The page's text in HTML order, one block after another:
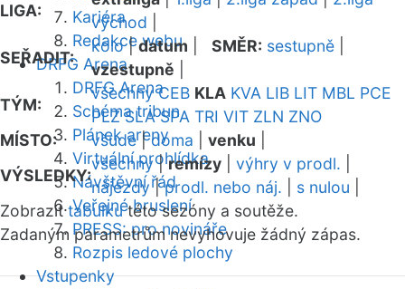
Kariéra
Redakce webu
DRFG Arena
DRFG Arena
Schéma tribun
Plánek areny
Virtuální prohlídka
Návštěvní řád
Veřejné bruslení
PRESS: pro novináře
Rozpis ledové plochy
Vstupenky
LIGA:
východ
SEŘADIT:
kolo|datum SMĚR: sestupně
vzestupně
TÝM:
všechny CEB KLA KVA LIB LIT MBL PCE
PLZ SLA SPA TRI VIT ZLN ZNO
MÍSTO:
všude|doma venku
VÝSLEDKY:
všechny|remízy výhry v prodl.
nájezdy|prodl. nebo náj. s nulou
Zobrazittabulkutéto sezóny a soutěže.
Zadaným parametrům nevyhovuje žádný zápas.